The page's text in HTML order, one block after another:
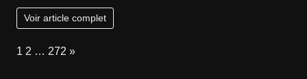
Voir article complet
Page:
1 2 … 272 Next
»